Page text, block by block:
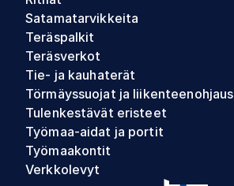
Satamatarvikkeita
Teräspalkit
Teräsverkot
Tie- ja kauhaterät
Törmäyssuojat ja liikenteenohjaus
Tulenkestävät eristeet
Työmaa-aidat ja portit
Työmaakontit
Verkkolevyt